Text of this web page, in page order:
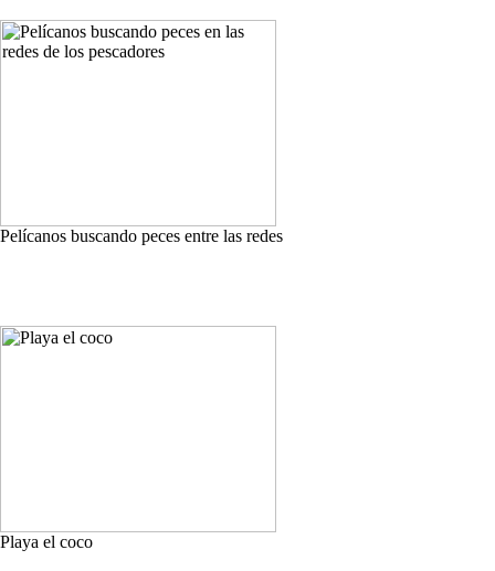
Pelícanos buscando peces entre las redes
Playa el coco